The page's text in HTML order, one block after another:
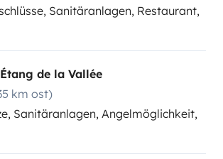
Sanitäranlagen, Restaurant,
de la Vallée
km ost)
Sanitäranlagen, Angelmöglichkeit,